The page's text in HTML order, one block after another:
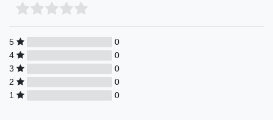
5
0
4
0
3
0
2
0
1
0